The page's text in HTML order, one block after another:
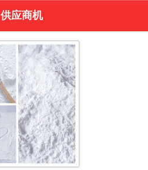
供应商机